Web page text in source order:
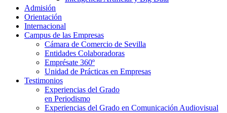
Admisión
Orientación
Internacional
Campus de las Empresas
Cámara de Comercio de Sevilla
Entidades Colaboradoras
Emprésate 360º
Unidad de Prácticas en Empresas
Testimonios
Experiencias del Grado
en Periodismo
Experiencias del Grado en Comunicación Audiovisual